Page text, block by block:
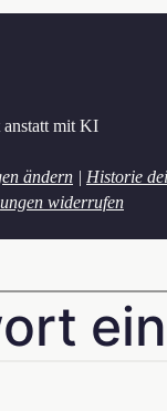
mit KI
ändern | Historie
widerrufen